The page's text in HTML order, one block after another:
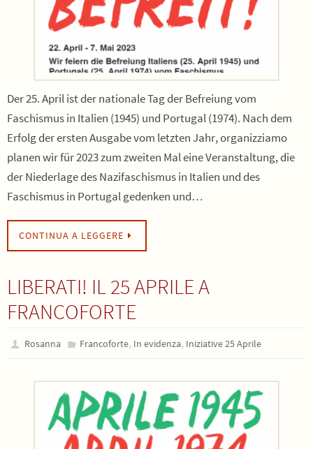
Der 25. April ist der nationale Tag der Befreiung vom
Faschismus in Italien (1945) und Portugal (1974). Nach dem
Erfolg der ersten Ausgabe vom letzten Jahr, organizziamo
planen wir für 2023 zum zweiten Mal eine Veranstaltung, die
der Niederlage des Nazifaschismus in Italien und des
Faschismus in Portugal gedenken und…
CONTINUA A LEGGERE
LIBERATI! IL 25 APRILE A
FRANCOFORTE
Rosanna Francoforte, In evidenza, Iniziative 25 Aprile